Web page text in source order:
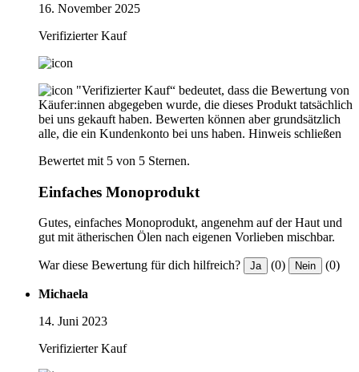
16. November 2025
Verifizierter Kauf
"Verifizierter Kauf“ bedeutet, dass die Bewertung von
Käufer:innen abgegeben wurde, die dieses Produkt tatsächlich
bei uns gekauft haben. Bewerten können aber grundsätzlich
alle, die ein Kundenkonto bei uns haben. Hinweis schließen
Bewertet mit 5 von 5 Sternen.
Einfaches Monoprodukt
Gutes, einfaches Monoprodukt, angenehm auf der Haut und
gut mit ätherischen Ölen nach eigenen Vorlieben mischbar.
War diese Bewertung für dich hilfreich? Ja (0) Nein (0)
Michaela
14. Juni 2023
Verifizierter Kauf